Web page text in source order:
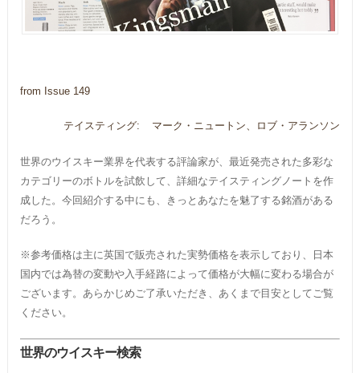
from Issue 149
テイスティング: マーク・ニュートン、ロブ・アランソン
世界のウイスキー業界を代表する評論家が、最近発売された多彩な
カテゴリーのボトルを試飲して、詳細なテイスティングノートを作
成した。今回紹介する中にも、きっとあなたを魅了する銘酒がある
だろう。
※参考価格は主に英国で販売された実勢価格を表示しており、日本
国内では為替の変動や入手経路によって価格が大幅に変わる場合が
ございます。あらかじめご了承いただき、あくまで目安としてご覧
ください。
世界のウイスキー検索